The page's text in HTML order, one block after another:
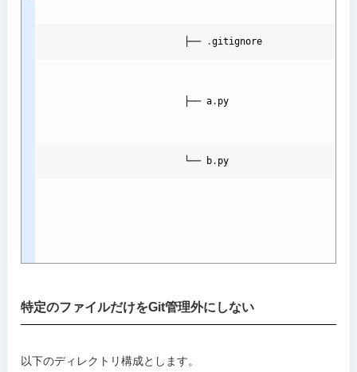
                          ├──
.gitignore
                          ├──
a. py
                          └──
b. py
特定のファイルだけをGit管理外にしない
以下のディレクトリ構成とします。